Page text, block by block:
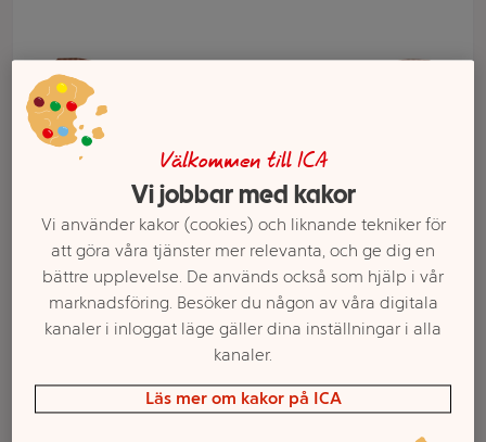
Välj butik och handla
Sortimentet kan variera mellan butikerna
Välkommen till ICA
Vi jobbar med kakor
Vi använder kakor (cookies) och liknande tekniker för
att göra våra tjänster mer relevanta, och ge dig en
bättre upplevelse. De används också som hjälp i vår
marknadsföring. Besöker du någon av våra digitala
kanaler i inloggat läge gäller dina inställningar i alla
kanaler.
Läs mer om kakor på ICA